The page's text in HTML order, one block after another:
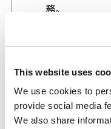
This website uses
We use cookies to
provide social media
We also share
務。
透過集團一
事業轉型時,
從投資ESG 的
態度提供投資